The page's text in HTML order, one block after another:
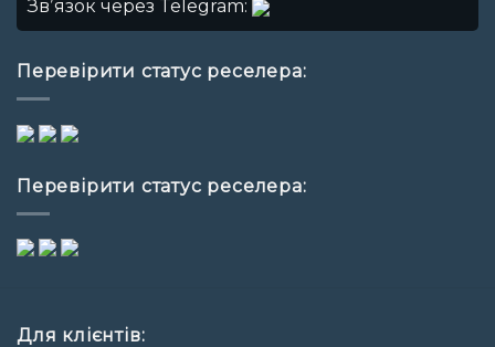
Звʼязок через Telegram:
Перевірити статус реселера:
Перевірити статус реселера:
Для клієнтів: